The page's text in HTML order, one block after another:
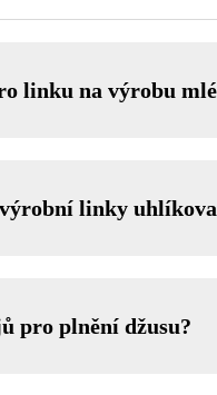
linku na výrobu
linky
pro plnění džusu?